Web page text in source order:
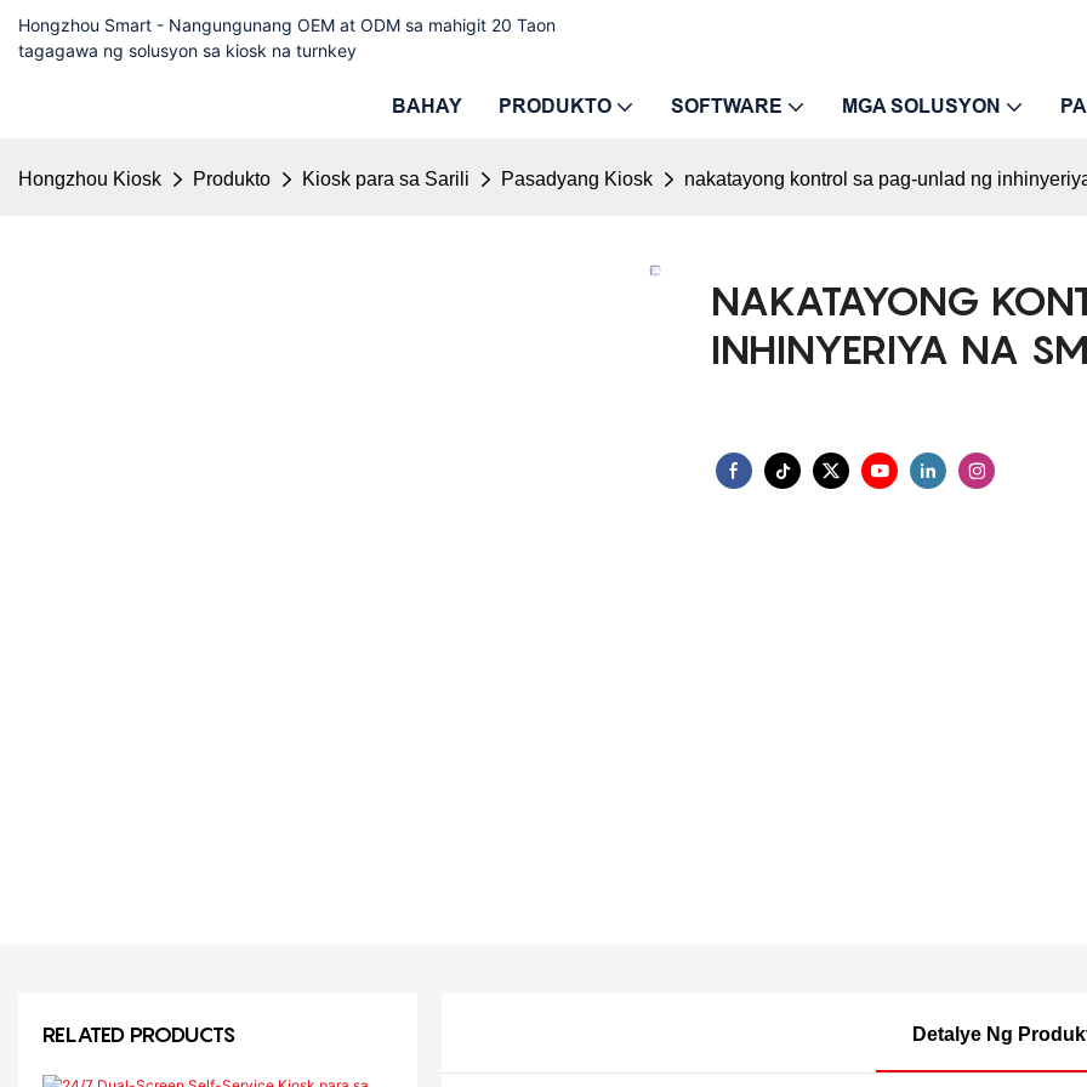
Hongzhou Smart - Nangungunang OEM at ODM sa mahigit 20 Taon
tagagawa ng solusyon sa kiosk na turnkey
BAHAY PRODUKTO SOFTWARE MGA SOLUSYON
Hongzhou Kiosk Produkto Kiosk para sa Sarili Pasadyang Kiosk nakatayong kontrol sa pag-unlad ng
NAKATAYONG
INHINYERIYA NA
Detalye Ng
RELATED PRODUCTS